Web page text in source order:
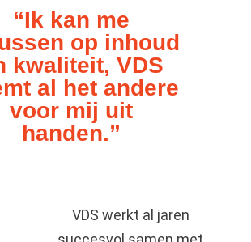
“Ik kan me
op inhoud
kwaliteit, VDS
al het andere
voor mij uit
handen.”
VDS werkt al jaren